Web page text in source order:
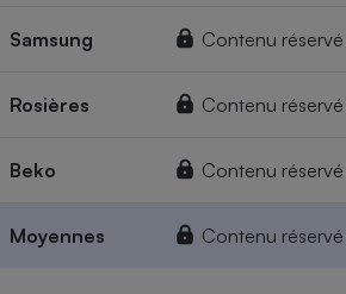
Samsung Contenu
Rosières Contenu
Beko Contenu
Moyennes Contenu